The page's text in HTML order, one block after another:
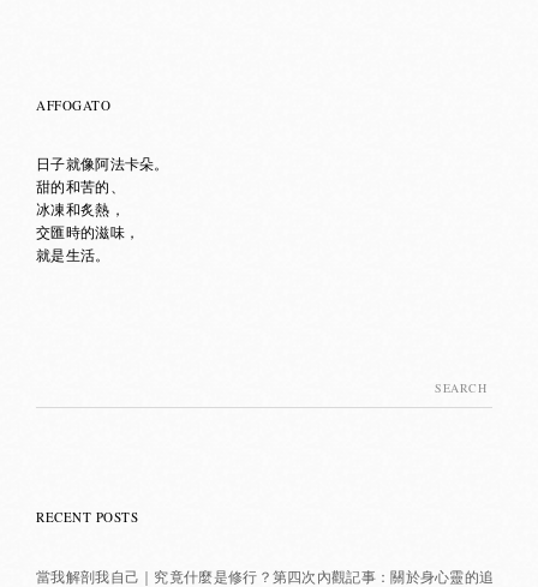
AFFOGATO
日子就像阿法卡朵。
甜的和苦的、
冰凍和炙熱，
交匯時的滋味，
就是生活。
RECENT POSTS
當我解剖我自己｜究竟什麼是修行？第四次內觀記事：關於身心靈的追